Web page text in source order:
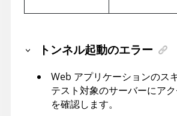
トンネル起動のエラー
Web アプリケーションのス
テスト対象のサーバーにア
を確認します。